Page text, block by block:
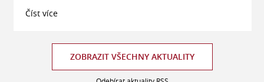
Číst více
ZOBRAZIT VŠECHNY AKTUALITY